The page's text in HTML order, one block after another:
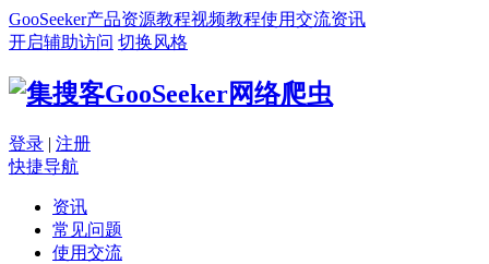
GooSeeker产品资源教程视频教程使用交流资讯
开启辅助访问 切换风格
登录 | 注册
快捷导航
资讯
常见问题
使用交流